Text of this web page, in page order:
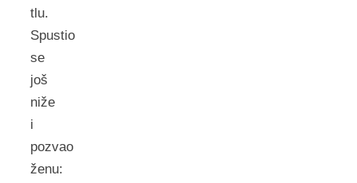
tlu.
Spustio
se
još
niže
i
pozvao
ženu: